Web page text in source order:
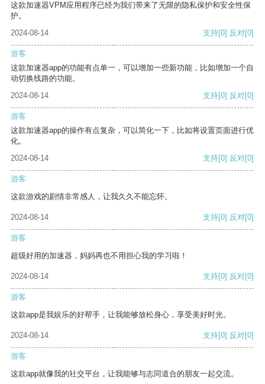
这款加速器VPM应用程序已经为我们带来了无限的隐私保护和安全性保
护。
2024-08-14
支持[0] 反对[0]
游客
这款加速器app的功能有点单一，可以增加一些新功能，比如增加一个自
动切换线路的功能。
2024-08-14
支持[0] 反对[0]
游客
这款加速器app的操作有点复杂，可以简化一下，比如将设置页面进行优
化。
2024-08-14
支持[0] 反对[0]
游客
这款游戏的剧情非常感人，让我久久不能忘怀。
2024-08-14 支持[0] 反对[0]
游客
超级好用的加速器，妈妈再也不用担心我的学习啦！
2024-08-14 支持[0] 反对[0]
游客
这款app是我娱乐的好帮手，让我能够放松身心，享受美好时光。
2024-08-14 支持[0] 反对[0]
游客
这款app就像我的社交平台，让我能够与志同道合的朋友一起交流。